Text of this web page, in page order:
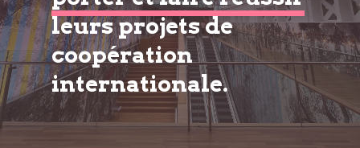
leurs projets de
coopération
internationale.